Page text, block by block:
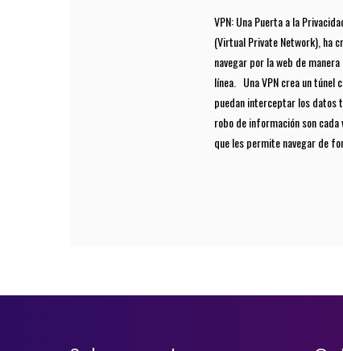
VPN: Una Puerta a la
(Virtual Private Network), ha
navegar por la web de
línea. Una VPN crea un
puedan interceptar los datos
robo de información son
que les permite navegar de